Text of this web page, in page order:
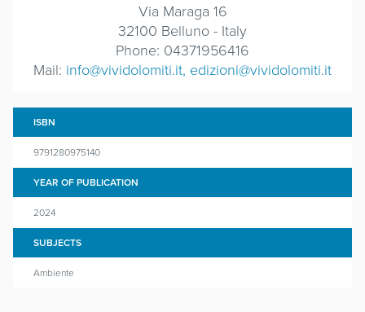
Via Maraga 16
32100 Belluno - Italy
Phone: 04371956416
Mail: info@vividolomiti.it, edizioni@vividolomiti.it
ISBN
9791280975140
YEAR OF PUBLICATION
2024
SUBJECTS
Ambiente